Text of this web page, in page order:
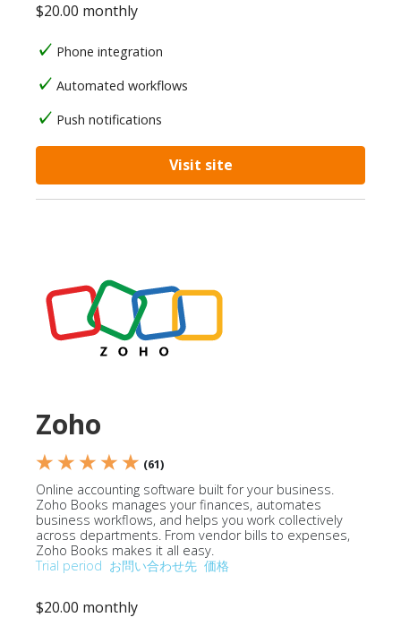
$20.00 monthly
Phone integration
Automated workflows
Push notifications
Visit site
Zoho
★ ★ ★ ★ ★ (61)
Online accounting software built for your business.
Zoho Books manages your finances, automates
business workflows, and helps you work collectively
across departments. From vendor bills to expenses,
Zoho Books makes it all easy.
Trial period お問い合わせ先 価格
$20.00 monthly